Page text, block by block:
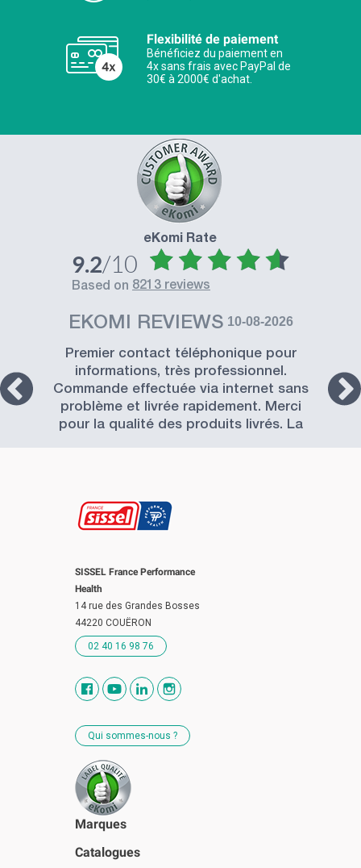
Flexibilité de paiement
Bénéficiez du paiement en
4x sans frais avec PayPal de
30€ à 2000€ d'achat.
eKomi Rate
9.2/10
based on 8213 reviews
EKOMI REVIEWS 10-08-2026
Premier contact téléphonique pour
informations, très professionnel.
Commande effectuée via internet sans
problème et livrée rapidement. Merci
pour la qualité des produits livrés. La
SISSEL France Performance
Health
14 rue des Grandes Bosses
44220 COUËRON
02 40 16 98 76
Qui sommes-nous ?
Marques
Catalogues